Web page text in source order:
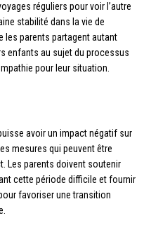
réguliers pour voir l’autre
stabilité dans la vie de
les parents partagent autant
enfants au sujet du processus
pour leur situation.
avoir un impact négatif sur
mesures qui peuvent être
Les parents doivent soutenir
cette période difficile et fournir
favoriser une transition